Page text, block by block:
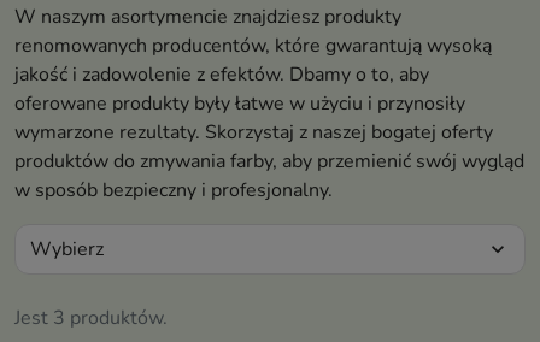
W naszym asortymencie znajdziesz produkty
renomowanych producentów, które gwarantują wysoką
jakość i zadowolenie z efektów. Dbamy o to, aby
oferowane produkty były łatwe w użyciu i przynosiły
wymarzone rezultaty. Skorzystaj z naszej bogatej oferty
produktów do zmywania farby, aby przemienić swój wygląd
w sposób bezpieczny i profesjonalny.
Jest 3 produktów.
Wybierz expand_more